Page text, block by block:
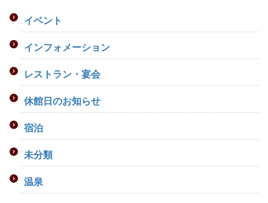
イベント
インフォメーション
レストラン・宴会
休館日のお知らせ
宿泊
未分類
温泉